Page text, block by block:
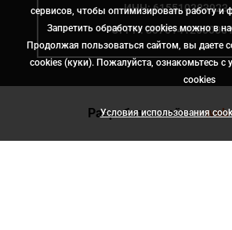
ИНН: 615510383923
ОГРН:
Разработка сайта-
сервисов, чтобы оптимизировать работу и
Запретить обработку cookies можно в
Продолжая пользоваться сайтом, вы даете
cookies (куки). Пожалуйста, ознакомьтесь
сookies
Условия использования